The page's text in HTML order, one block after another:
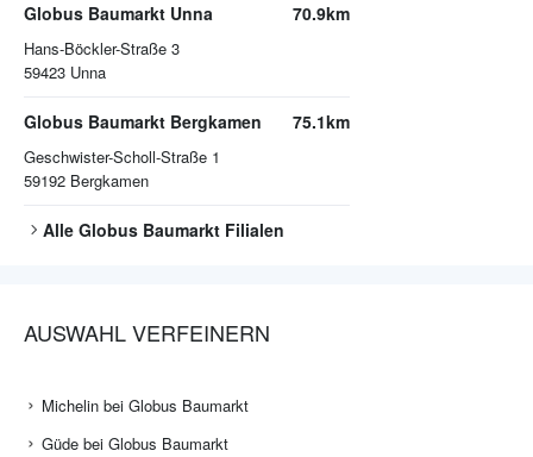
Globus Baumarkt Unna
Hans-Böckler-Straße 3
59423 Unna
70.9km
Globus Baumarkt Bergkamen
Geschwister-Scholl-Straße 1
59192 Bergkamen
75.1km
Alle Globus Baumarkt Filialen
AUSWAHL VERFEINERN
Michelin bei Globus Baumarkt
Güde bei Globus Baumarkt